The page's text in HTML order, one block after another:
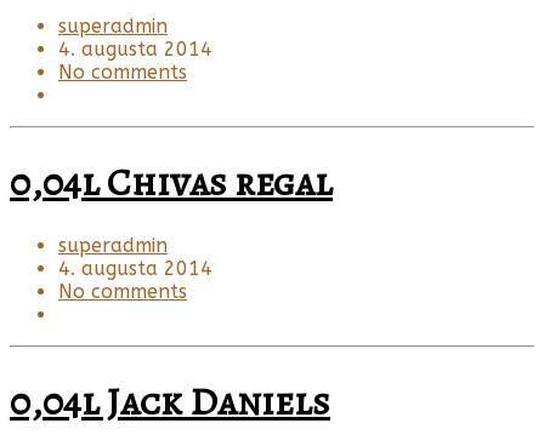
superadmin
4. augusta 2014
No comments
0,04l Chivas regal
superadmin
4. augusta 2014
No comments
0,04l Jack Daniels